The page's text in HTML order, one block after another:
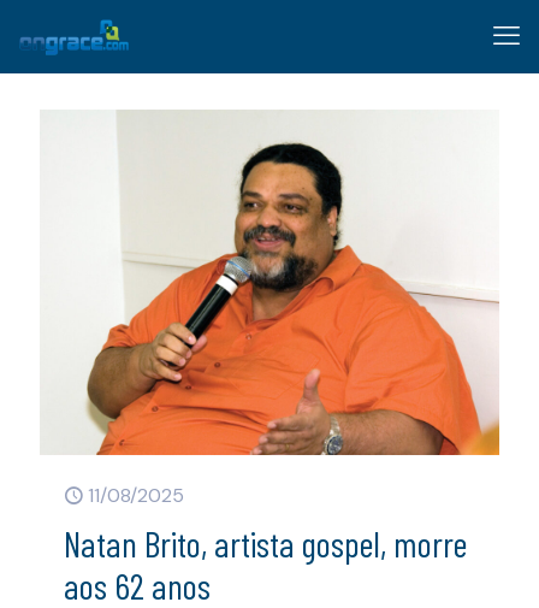
11/08/2025
Natan Brito, artista gospel, morre
aos 62 anos